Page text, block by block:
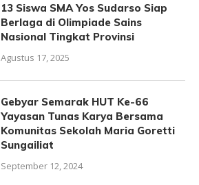
13 Siswa SMA Yos Sudarso Siap
Berlaga di Olimpiade Sains
Nasional Tingkat Provinsi
Agustus 17, 2025
Gebyar Semarak HUT Ke-66
Yayasan Tunas Karya Bersama
Komunitas Sekolah Maria Goretti
Sungailiat
September 12, 2024